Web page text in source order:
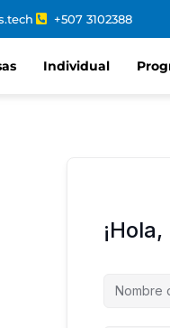
+507 3102388
Individual